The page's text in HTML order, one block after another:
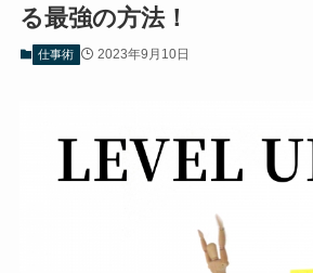
る最強の方法！
仕事術 2023年9月10日